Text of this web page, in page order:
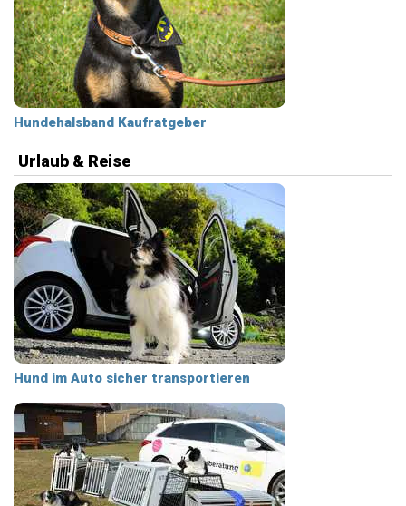
Hundehalsband Kaufratgeber
Urlaub & Reise
Hund im Auto sicher transportieren